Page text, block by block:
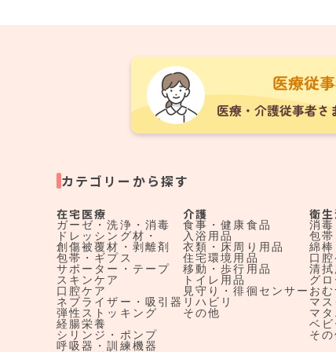
カテゴリーから探す
在宅医療
ガーゼ・洗浄・消毒
ドレッシング材・
創傷被覆材・剥離剤
包帯・ギプス
サポーター・テープ
スキンケア
口腔ケア
ネブライザー・吸引器
弾性ストッキング
経腸栄養
シリンジ・ポンプ
呼吸器・訓練機器
介護
食事・健康食品
入浴用品
衣類・床周り用品
住宅環境用品
移動・歩行用品
トイレ用品
見守り・徘徊センサー
リハビリ
その他
衛
消
包帯
綿棒
口
清拭
グ
お
マス
マ
ベビ
その